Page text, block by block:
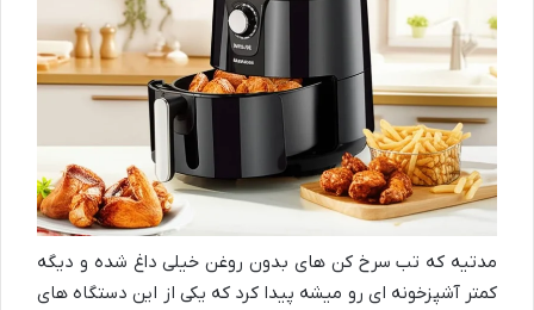
مدتیه که تب سرخ کن های بدون روغن خیلی داغ شده و دیگه
کمتر آشپزخونه ای رو میشه پیدا کرد که یکی از این دستگاه های